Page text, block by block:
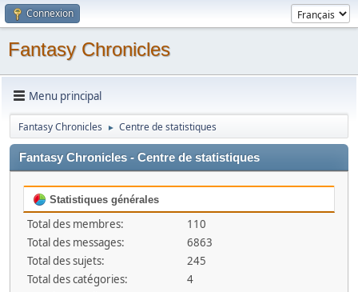
Connexion
Fantasy Chronicles
Menu principal
Fantasy Chronicles ► Centre de statistiques
Fantasy Chronicles - Centre de statistiques
Statistiques générales
Total des membres:
110
Total des messages:
6863
Total des sujets:
245
Total des catégories:
4